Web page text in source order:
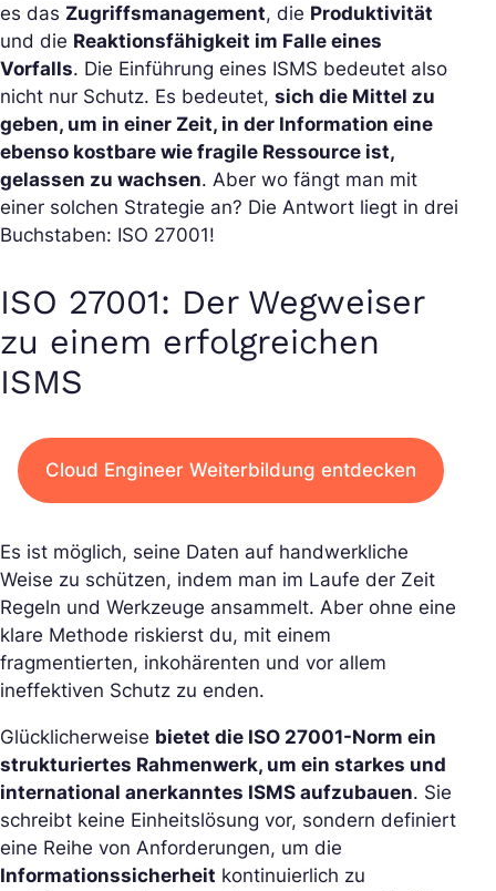
es das Zugriffsmanagement, die Produktivität
und die Reaktionsfähigkeit im Falle eines
Vorfalls. Die Einführung eines ISMS bedeutet also
nicht nur Schutz. Es bedeutet, sich die Mittel zu
geben, um in einer Zeit, in der Information eine
ebenso kostbare wie fragile Ressource ist,
gelassen zu wachsen. Aber wo fängt man mit
einer solchen Strategie an? Die Antwort liegt in drei
Buchstaben: ISO 27001!
ISO 27001: Der Wegweiser
zu einem erfolgreichen
ISMS
Cloud Engineer Weiterbildung entdecken
Es ist möglich, seine Daten auf handwerkliche
Weise zu schützen, indem man im Laufe der Zeit
Regeln und Werkzeuge ansammelt. Aber ohne eine
klare Methode riskierst du, mit einem
fragmentierten, inkohärenten und vor allem
ineffektiven Schutz zu enden.
Glücklicherweise bietet die ISO 27001-Norm ein
strukturiertes Rahmenwerk, um ein starkes und
international anerkanntes ISMS aufzubauen. Sie
schreibt keine Einheitslösung vor, sondern definiert
eine Reihe von Anforderungen, um die
Informationssicherheit kontinuierlich zu